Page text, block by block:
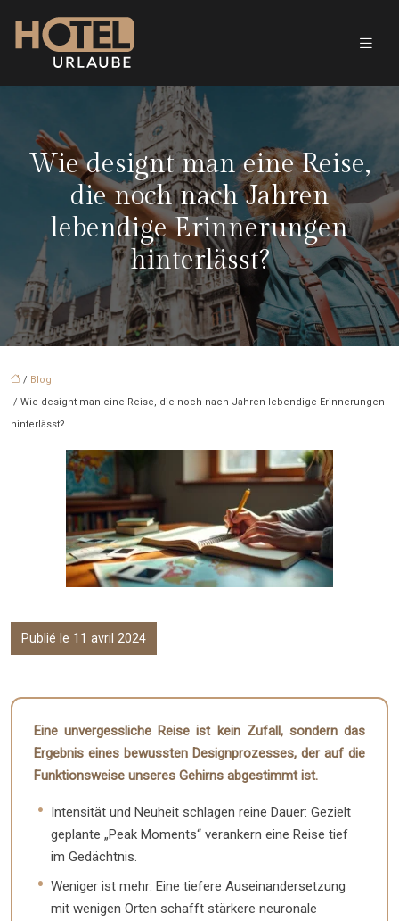
Wie designt man eine Reise,
die noch nach Jahren
lebendige Erinnerungen
hinterlässt?
/ Blog
/ Wie designt man eine Reise, die noch nach Jahren lebendige Erinnerungen
hinterlässt?
Publié le 11 avril 2024
Eine unvergessliche Reise ist kein Zufall, sondern das
Ergebnis eines bewussten Designprozesses, der auf die
Funktionsweise unseres Gehirns abgestimmt ist.
Intensität und Neuheit schlagen reine Dauer: Gezielt
geplante „Peak Moments“ verankern eine Reise tief
im Gedächtnis.
Weniger ist mehr: Eine tiefere Auseinandersetzung
mit wenigen Orten schafft stärkere neuronale